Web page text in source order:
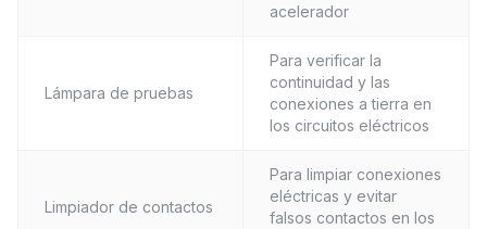
acelerador
Lámpara de pruebas
Para verificar la
continuidad y las
conexiones a tierra en
los circuitos eléctricos
Limpiador de contactos
Para limpiar conexiones
eléctricas y evitar
falsos contactos en los